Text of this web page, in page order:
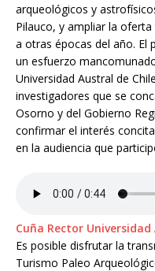
arqueológicos y
Pilauco, y ampliar la
a otras épocas del año. El
un esfuerzo
Universidad Austral de
investigadores que se
Osorno y del Gobierno
confirmar el interés
en la audiencia que
Cuña Rector
Es posible disfrutar la
Turismo Paleo